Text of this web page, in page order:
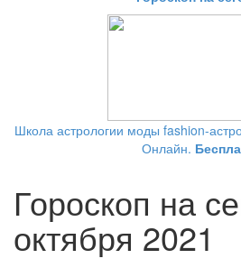
Школа астрологии моды fashion-
Онлайн.
Гороскоп на
октября 2021